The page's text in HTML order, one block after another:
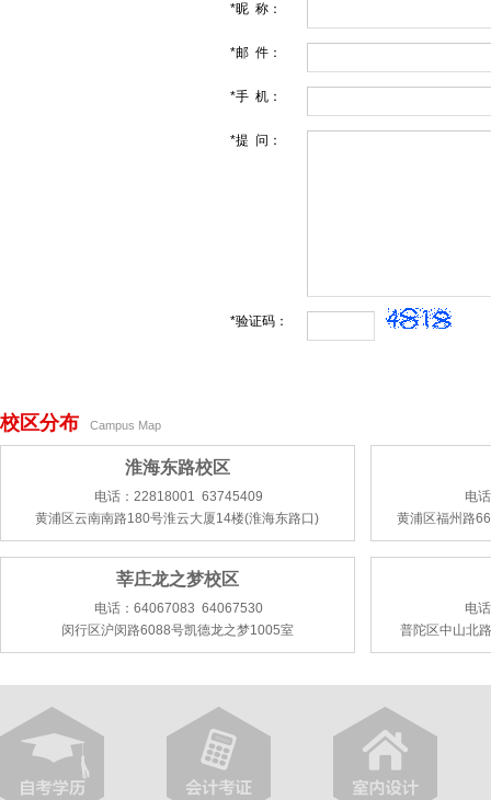
*昵 称：
*邮 件：
*手 机：
*提 问：
*验证码：
校区分布 Campus Map
淮海东路校区
电话：22818001 63745409
黄浦区云南南路180号淮云大厦14楼(淮海东路口)
电
黄浦区福州路
莘庄龙之梦校区
电话：64067083 64067530
闵行区沪闵路6088号凯德龙之梦1005室
电
普陀区中山北